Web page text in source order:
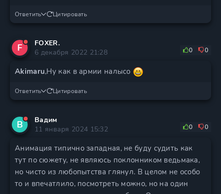
Ответить Цитировать
F
FOXER.
6 декабря 2022 21:28
0 0
Akimaru,Ну как в армии налысо
Ответить Цитировать
В
Вадим
11 января 2024 15:32
0 0
Анимация типично западная, не буду судить как
тут по сюжету, не являюсь поклонником ведьмака,
но чисто из любопытства глянул. В целом не особо
то и впечатлило, посмотреть можно, но на один